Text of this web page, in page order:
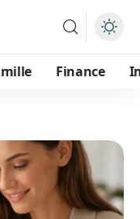
Finance